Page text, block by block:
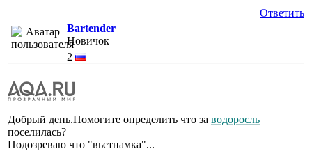
Ответить
Bartender
Новичок
2
Добрый день.Помогите определить что за водоросль
поселилась?
Подозреваю что "вьетнамка"...